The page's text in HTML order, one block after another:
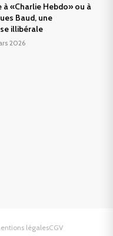
à «Charlie Hebdo» ou à
Baud, une
illibérale
2026
légalesCGV